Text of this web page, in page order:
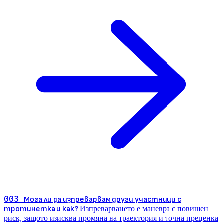
003 Мога ли да изпреварвам други участници с
тротинетка и как?Изпреварването е маневра с повишен
риск, защото изисква промяна на траектория и точна преценка